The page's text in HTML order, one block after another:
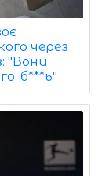
через
"Вони
б***ь"